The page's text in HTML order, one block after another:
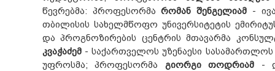
წევრებმა: პროფესორმარომან შენგელიამ -
თბილისის სახელმწოფო უნივერსიტეტის
და პროგნოზირების ცენტრის მთავარმა
კვაჭაძემ- საქართველოს უზენაესი სასამართლოს
უფროსმა; პროფესორმა გიორგი თოდრიამ -